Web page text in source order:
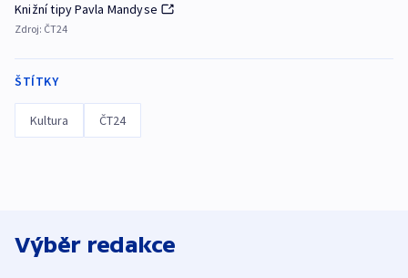
Knižní tipy Pavla Mandyse
Zdroj: ČT24
ŠTÍTKY
Kultura ČT24
Výběr redakce